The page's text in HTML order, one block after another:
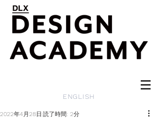
ENGLISH
2022年4月28日 読了時間: 2分